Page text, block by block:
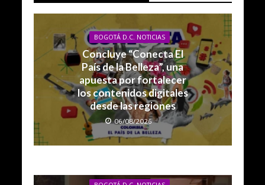
BOGOTÁ D.C. NOTICIAS
Concluye “Conecta El
País de la Belleza”, una
apuesta por fortalecer
los contenidos digitales
desde las regiones
06/08/2026